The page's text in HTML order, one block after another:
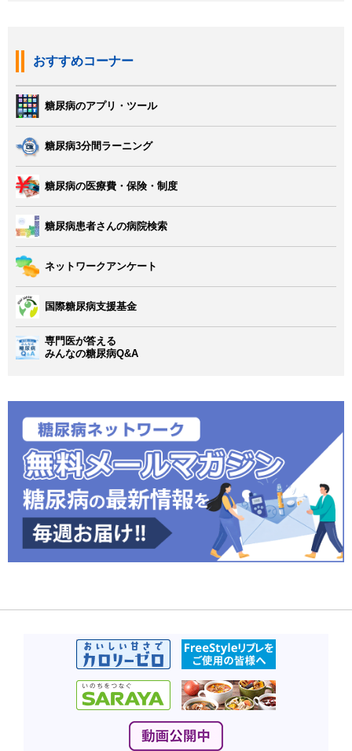
おすすめコーナー
糖尿病のアプリ・ツール
糖尿病3分間ラーニング
糖尿病の医療費・保険・制度
糖尿病患者さんの病院検索
ネットワークアンケート
国際糖尿病支援基金
専門医が答える
みんなの糖尿病Q&A